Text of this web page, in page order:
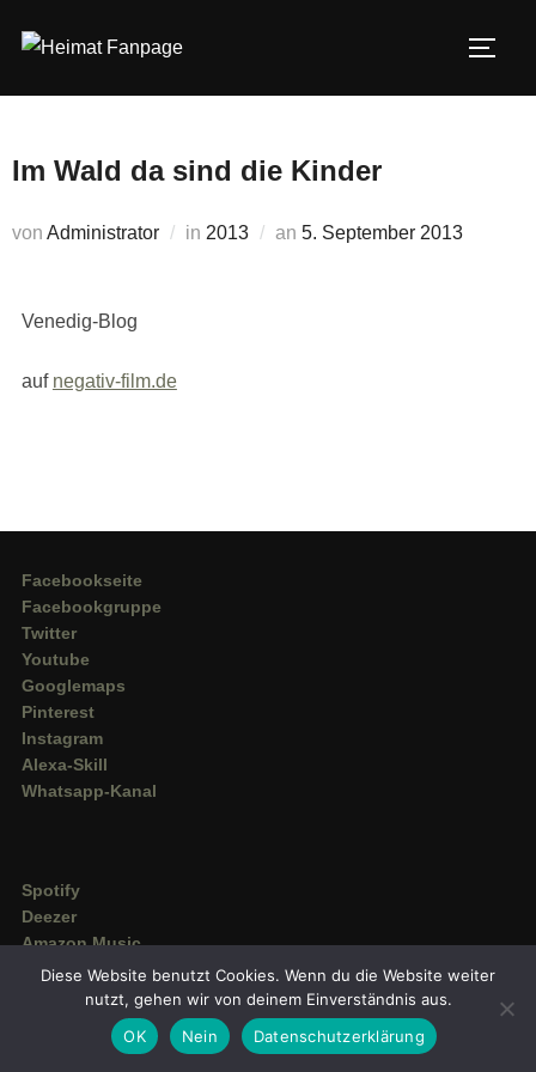
Inhalt
Im Wald da sind die Kinder
von Administrator in 2013 an Veröffentlicht
5. September 2013
Venedig-Blog
auf negativ-film.de
Facebookseite
Facebookgruppe
Twitter
Youtube
Googlemaps
Pinterest
Instagram
Alexa-Skill
Whatsapp-Kanal
Spotify
Deezer
Amazon Music
Diese Website benutzt Cookies. Wenn du die Website weiter
nutzt, gehen wir von deinem Einverständnis aus.
OK
Nein Datenschutzerklärung